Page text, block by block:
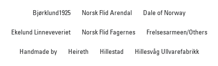
Bjørklund1925 Norsk Flid Arendal Dale of Norway
Ekelund Linneveveriet Norsk Flid Fagernes Frelsesarmeen/Others
Handmade by Heireth Hillestad Hillesvåg Ullvarefabrikk